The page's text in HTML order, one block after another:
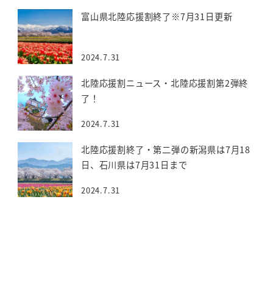
富山県北陸応援割終了※7月31日更新
2024.7.31
北陸応援割ニュース・北陸応援割第2弾終
了！
2024.7.31
北陸応援割終了・第二弾の新潟県は7月18
日、石川県は7月31日まで
2024.7.31